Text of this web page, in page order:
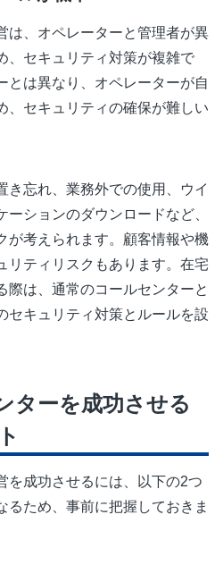
は、オペレーターと管理者が異
、セキュリティ対策が複雑で
とは異なり、オペレーターが自
、セキュリティの確保が難しい
き忘れ、業務外での使用、ウイ
ーションのダウンロードなど、
が考えられます。顧客情報や機
リティリスクもあります。在宅
際は、通常のコールセンターと
セキュリティ対策とルールを設
ターを成功させる
を成功させるには、以下の2つ
るため、事前に把握しておきま